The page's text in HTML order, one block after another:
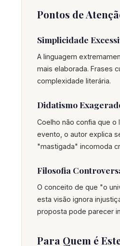
Pontos de
Simplicidade
A linguagem
mais elaborada. Frases
complexidade literária.
Didatismo
Coelho não confia que
evento, o autor explica
"mastigada" incomoda
Filosofia
O conceito de que "o
esta visão ignora
proposta pode parecer
Para Quem é